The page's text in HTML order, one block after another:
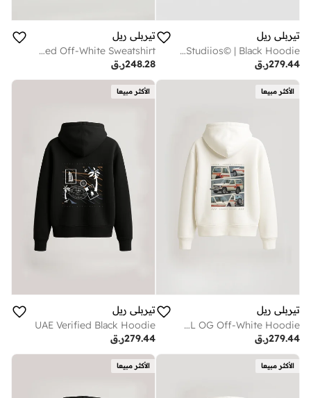
تيربلي ريل
RNF Studiios© | Black Hoodie
ر.ق279.44
تيربلي ريل
UAE Verified Off-White Sweatshirt
ر.ق248.28
الأكثر مبيعا
تيربلي ريل
PATROL OG Off-White Hoodie
ر.ق279.44
الأكثر مبيعا
تيربلي ريل
UAE Verified Black Hoodie
ر.ق279.44
الأكثر مبيعا الأكثر مبيعا